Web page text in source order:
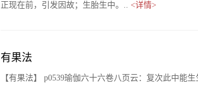
正现在前，引发因故；生胎生中。.. <详情>
有果法
【有果法】 p0539瑜伽六十六卷八页云：复次此中能